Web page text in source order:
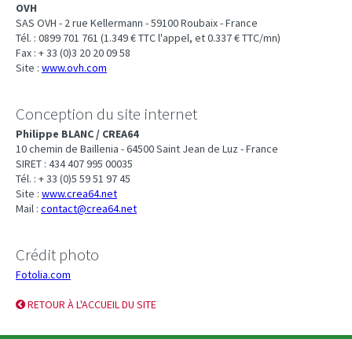
OVH
SAS OVH - 2 rue Kellermann - 59100 Roubaix - France
Tél. : 0899 701 761 (1.349 € TTC l'appel, et 0.337 € TTC/mn)
Fax : + 33 (0)3 20 20 09 58
Site : www.ovh.com
Conception du site internet
Philippe BLANC / CREA64
10 chemin de Baillenia - 64500 Saint Jean de Luz - France
SIRET : 434 407 995 00035
Tél. : + 33 (0)5 59 51 97 45
Site : www.crea64.net
Mail : contact@crea64.net
Crédit photo
Fotolia.com
RETOUR À L'ACCUEIL DU SITE